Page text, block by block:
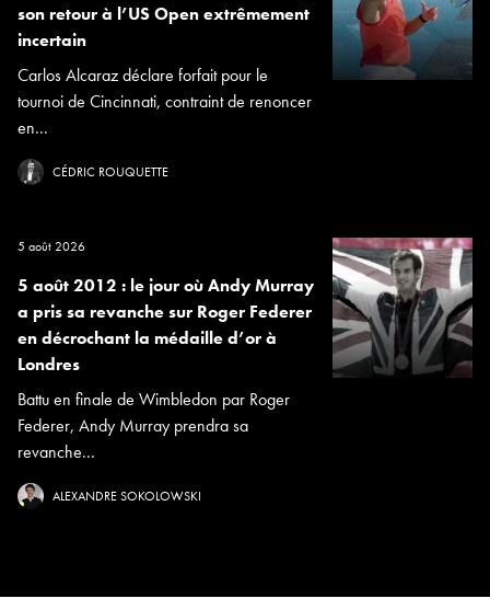
son retour à l’US Open extrêmement
incertain
Carlos Alcaraz déclare forfait pour le
tournoi de Cincinnati, contraint de renoncer
en...
CÉDRIC ROUQUETTE
5 août 2026
5 août 2012 : le jour où Andy Murray
a pris sa revanche sur Roger Federer
en décrochant la médaille d’or à
Londres
Battu en finale de Wimbledon par Roger
Federer, Andy Murray prendra sa
revanche...
ALEXANDRE SOKOLOWSKI